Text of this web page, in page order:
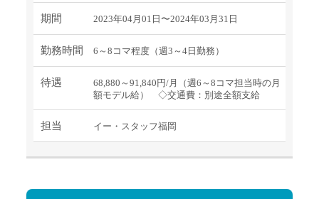
期間 2023年04月01日〜2024年03月31日
勤務時間 6～8コマ程度（週3～4日勤務）
待遇
68,880～91,840円/月（週6～8コマ担当時の月
額モデル給） ◇交通費：別途全額支給
担当 イー・スタッフ福岡